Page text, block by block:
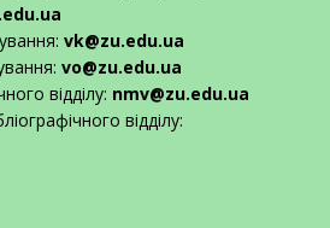
vk@zu.edu.ua
vo@zu.edu.ua
відділу: nmv@zu.edu.ua
відділу: